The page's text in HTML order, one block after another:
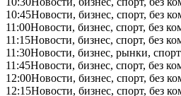
10:45Новости, бизнес, спорт, без
11:00Новости, бизнес, спорт, без
11:15Новости, бизнес, спорт, без
11:30Новости, бизнес, рынки, спорт
11:45Новости, бизнес, спорт, без
12:00Новости, бизнес, спорт, без
12:15Новости, бизнес, спорт, без